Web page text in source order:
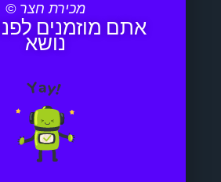
מכירת חצר ©
אתם מוזמנים
נושא